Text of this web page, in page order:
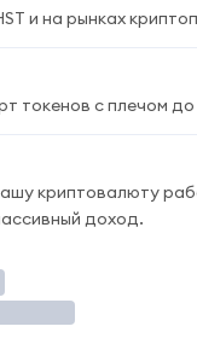
и на рынках
токенов с плечом до
криптовалюту
доход.